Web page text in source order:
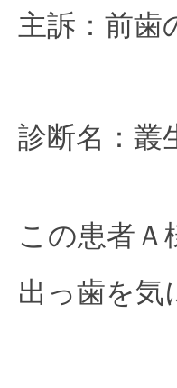
主訴：前歯
診断名：叢
この患者Ａ
出っ歯を気